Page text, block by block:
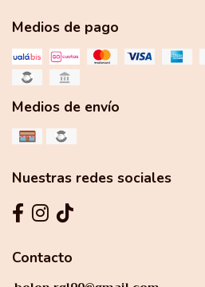
Medios de pago
Medios de envío
Nuestras redes sociales
Contacto